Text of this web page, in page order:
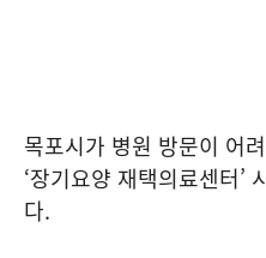
목포시가 병원 방문이 어
‘장기요양 재택의료센터’
다.